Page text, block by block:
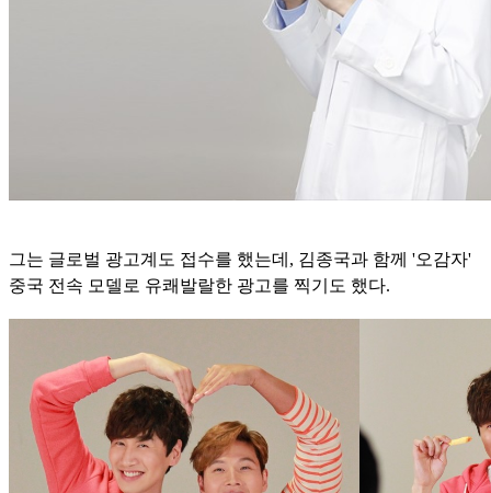
그는 글로벌 광고계도 접수를 했는데, 김종국과 함께 '오감자'
중국 전속 모델로 유쾌발랄한 광고를 찍기도 했다.